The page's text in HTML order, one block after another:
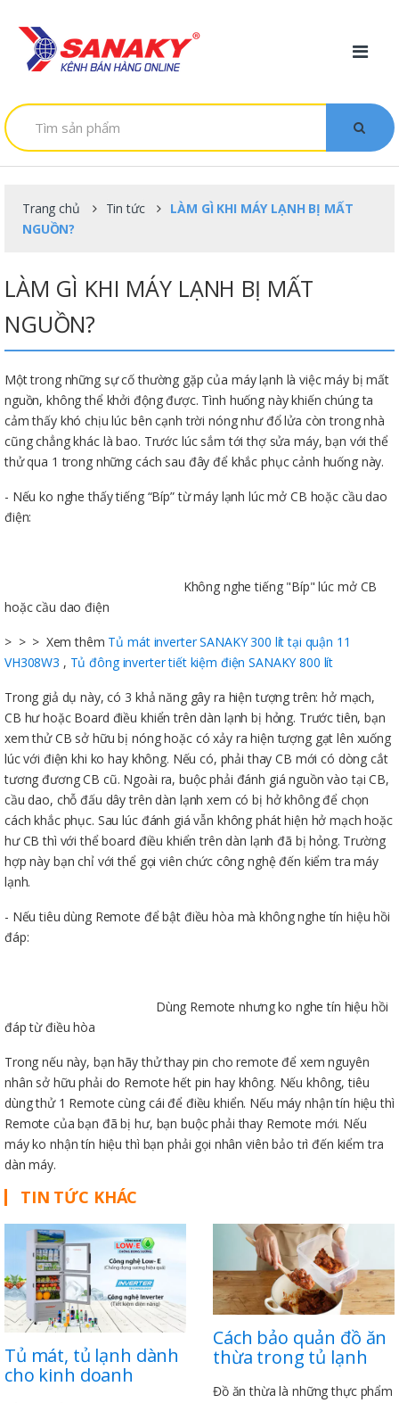
T
ì
m
Trang chủ Tin tức
LÀM GÌ KHI MÁY LẠNH BỊ MẤT
NGUỒN?
LÀM GÌ KHI MÁY LẠNH BỊ MẤT
NGUỒN?
Một trong những sự cố thường gặp của máy lạnh là việc máy bị mất
nguồn, không thể khởi động được. Tình huống này khiến chúng ta
cảm thấy khó chịu lúc bên cạnh trời nóng như đổ lửa còn trong nhà
cũng chẳng khác là bao. Trước lúc sắm tới thợ sửa máy, bạn với thể
thử qua 1 trong những cách sau đây để khắc phục cảnh huống này.
- Nếu ko nghe thấy tiếng “Bíp” từ máy lạnh lúc mở CB hoặc cầu dao
điện:
Không nghe tiếng "Bíp" lúc mở CB
hoặc cầu dao điện
> > > Xem thêm Tủ mát inverter SANAKY 300 lít tại quận 11
VH308W3 , Tủ đông inverter tiết kiệm điện SANAKY 800 lít
Trong giả dụ này, có 3 khả năng gây ra hiện tượng trên: hở mạch,
CB hư hoặc Board điều khiển trên dàn lạnh bị hỏng. Trước tiên, bạn
xem thử CB sở hữu bị nóng hoặc có xảy ra hiện tượng gạt lên xuống
lúc với điện khi ko hay không. Nếu có, phải thay CB mới có dòng cắt
tương đương CB cũ. Ngoài ra, buộc phải đánh giá nguồn vào tại CB,
cầu dao, chỗ đấu dây trên dàn lạnh xem có bị hở không để chọn
cách khắc phục. Sau lúc đánh giá vẫn không phát hiện hở mạch hoặc
hư CB thì với thể board điều khiển trên dàn lạnh đã bị hỏng. Trường
hợp này bạn chỉ với thể gọi viên chức công nghệ đến kiểm tra máy
lạnh.
- Nếu tiêu dùng Remote để bật điều hòa mà không nghe tín hiệu hồi
đáp:
Dùng Remote nhưng ko nghe tín hiệu hồi
đáp từ điều hòa
Trong nếu này, bạn hãy thử thay pin cho remote để xem nguyên
nhân sở hữu phải do Remote hết pin hay không. Nếu không, tiêu
dùng thử 1 Remote cùng cái để điều khiển. Nếu máy nhận tín hiệu thì
Remote của bạn đã bị hư, bạn buộc phải thay Remote mới. Nếu
máy ko nhận tín hiệu thì bạn phải gọi nhân viên bảo trì đến kiểm tra
dàn máy.
TIN TỨC KHÁC
Tủ mát, tủ lạnh dành
cho kinh doanh
Cách bảo quản đồ ăn
thừa trong tủ lạnh
Đồ ăn thừa là những thực phẩm